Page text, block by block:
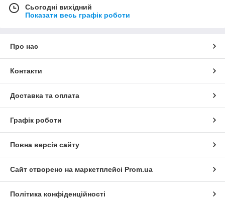
Сьогодні вихідний
Показати весь графік роботи
Про нас
Контакти
Доставка та оплата
Графік роботи
Повна версія сайту
Сайт створено на маркетплейсі Prom.ua
Політика конфіденційності